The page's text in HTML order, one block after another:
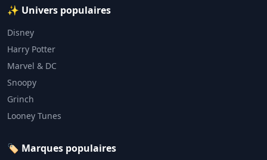
✨ Univers populaires
Disney
Harry Potter
Marvel & DC
Snoopy
Grinch
Looney Tunes
🏷️ Marques populaires